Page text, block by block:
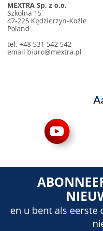
MEXTRA Sp. z o.o.
Szkolna 15
47-225 Kędzierzyn-Koźle
Poland
tel. +48 531 542 542
email biuro@mextra.pl
en u bent als eerste